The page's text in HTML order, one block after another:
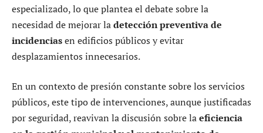
especializado, lo que plantea el debate sobre la
necesidad de mejorar ladetección preventiva de
incidenciasen edificios públicos y evitar
desplazamientos innecesarios.
En un contexto de presión constante sobre los servicios
públicos, este tipo de intervenciones, aunque justificadas
por seguridad, reavivan la discusión sobre laeficiencia